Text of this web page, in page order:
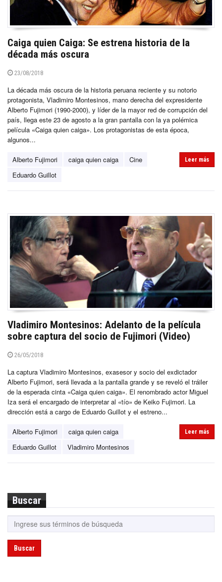
Caiga quien Caiga: Se estrena historia de la
década más oscura
23/08/2018
La década más oscura de la historia peruana reciente y su notorio
protagonista, Vladimiro Montesinos, mano derecha del expresidente
Alberto Fujimori (1990-2000), y líder de la mayor red de corrupción del
país, llega este 23 de agosto a la gran pantalla con la ya polémica
película «Caiga quien caiga». Los protagonistas de esta época,
algunos...
Alberto Fujimori caiga quien caiga
Cine
Eduardo Guillot
Leer más
Vladimiro Montesinos: Adelanto de la película
sobre captura del socio de Fujimori (Video)
26/05/2018
La captura Vladimiro Montesinos, exasesor y socio del exdictador
Alberto Fujimori, será llevada a la pantalla grande y se reveló el tráiler
de la esperada cinta «Caiga quien caiga». El renombrado actor Miguel
Iza será el encargado de interpretar al «tío» de Keiko Fujimori. La
dirección está a cargo de Eduardo Guillot y el estreno...
Alberto Fujimori
caiga quien caiga
Eduardo Guillot
Vladimiro Montesinos
Leer más
Buscar
Buscar